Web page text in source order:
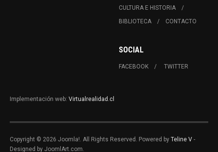
CULTURA E HISTORIA
BIBLIOTECA
CONTACTO
SOCIAL
FACEBOOK TWITTER
Implementación web: Virtualrealidad.cl
Copyright © 2026 Joomla!. All Rights Reserved. Powered by Teline V -
Designed by JoomlArt.com.